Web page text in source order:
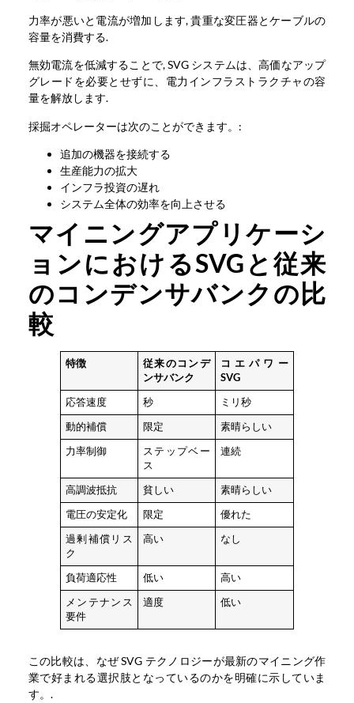
力率が悪いと電流が増加します, 貴重な変圧器とケーブルの
容量を消費する.
無効電流を低減することで, SVG システムは、高価なアップ
グレードを必要とせずに、電力インフラストラクチャの容
量を解放します.
採掘オペレーターは次のことができます。:
追加の機器を接続する
生産能力の拡大
インフラ投資の遅れ
システム全体の効率を向上させる
マイニングアプリケーシ
ョンにおけるSVGと従来
のコンデンサバンクの比
較
特徴
従来のコンデ
ンサバンク
コエパワー
SVG
応答速度 秒 ミリ秒
動的補償 限定 素晴らしい
力率制御
ステップベー
ス
連続
高調波抵抗 貧しい 素晴らしい
電圧の安定化 限定 優れた
過剰補償リス
ク
高い なし
負荷適応性 低い 高い
メンテナンス
要件
適度 低い
この比較は、なぜ SVG テクノロジーが最新のマイニング作
業で好まれる選択肢となっているのかを明確に示していま
す。.